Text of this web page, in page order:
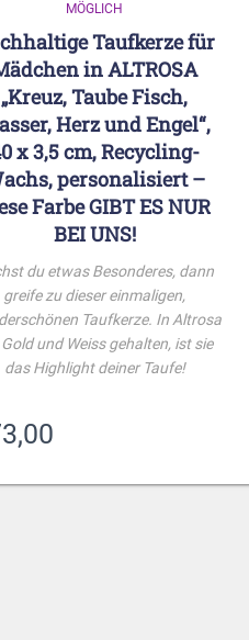
MÖGLICH
Taufkerze für
in ALTROSA
„Kreuz, Taube Fisch,
Herz und Engel“,
x 3,5 cm, Recycling-
personalisiert –
Farbe GIBT ES NUR
BEI UNS!
du etwas Besonderes, dann
greife zu dieser einmaligen,
Taufkerze. In Altrosa
und Weiss gehalten, ist sie
das Highlight deiner Taufe!